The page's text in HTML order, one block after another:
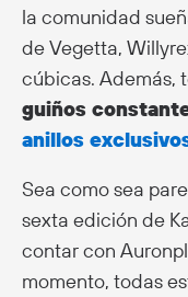
la comunidad
de Vegetta,
cúbicas. Además,
guiños
anillos
Sea como sea
sexta edición de
contar con
momento, todas